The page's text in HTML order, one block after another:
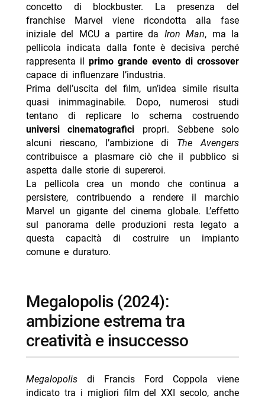
concetto di blockbuster. La presenza del
franchise Marvel viene ricondotta alla fase
iniziale del MCU a partire da Iron Man, ma la
pellicola indicata dalla fonte è decisiva perché
rappresenta il primo grande evento di crossover
capace di influenzare l’industria.
Prima dell’uscita del film, un’idea simile risulta
quasi inimmaginabile. Dopo, numerosi studi
tentano di replicare lo schema costruendo
universi cinematografici propri. Sebbene solo
alcuni riescano, l’ambizione di The Avengers
contribuisce a plasmare ciò che il pubblico si
aspetta dalle storie di supereroi.
La pellicola crea un mondo che continua a
persistere, contribuendo a rendere il marchio
Marvel un gigante del cinema globale. L’effetto
sul panorama delle produzioni resta legato a
questa capacità di costruire un impianto
comune e duraturo.
megalopolis (2024):
ambizione estrema tra
creatività e insuccesso
Megalopolisdi Francis Ford Coppola viene
indicato tra i migliori film del XXI secolo, anche